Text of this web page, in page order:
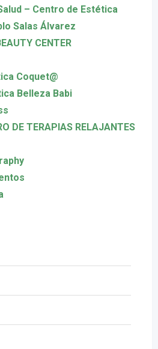
– Centro de Estética
Salas Álvarez
CENTER
Coquet@
Belleza Babi
DE TERAPIAS RELAJANTES